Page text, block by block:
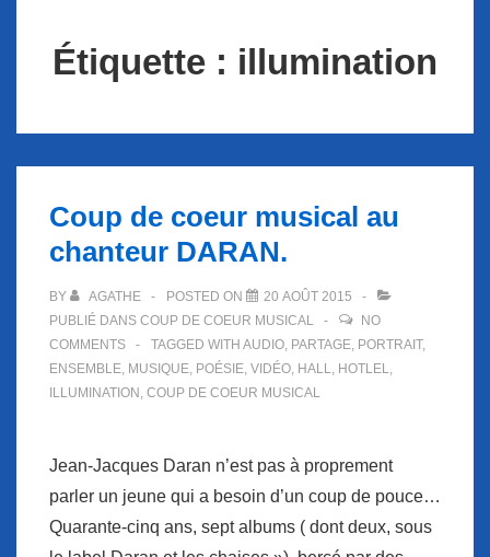
Étiquette : illumination
Coup de coeur musical au
chanteur DARAN.
BY AGATHE POSTED ON
20 AOÛT 2015
PUBLIÉ DANS COUP DE COEUR MUSICAL
NO
COMMENTS
TAGGED WITH AUDIO, PARTAGE, PORTRAIT,
ENSEMBLE, MUSIQUE, POÉSIE, VIDÉO, HALL, HOTLEL,
ILLUMINATION , COUP DE COEUR MUSICAL
Jean-Jacques Daran n’est pas à proprement
parler un jeune qui a besoin d’un coup de pouce…
Quarante-cinq ans, sept albums ( dont deux, sous